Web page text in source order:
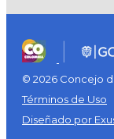
© 2026 Concejo
Términos de Uso
Diseñado por